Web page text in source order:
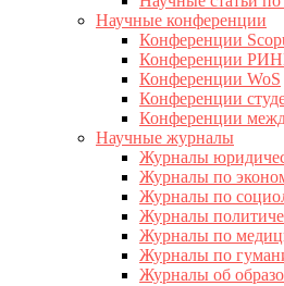
Научные конференции
Конференции
Конференции
Конференции WoS
Конференции
Конференции
Научные журналы
Журналы
Журналы по
Журналы по
Журналы
Журналы по
Журналы по
Журналы об